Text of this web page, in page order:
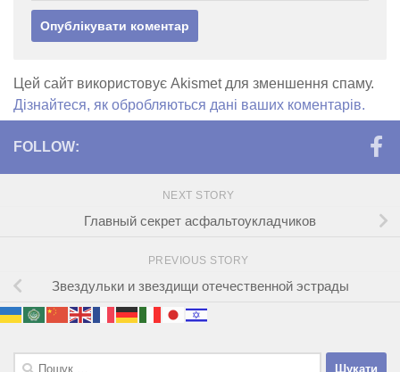
Цей сайт використовує Akismet для зменшення спаму.
Дізнайтеся, як обробляються дані ваших коментарів.
FOLLOW:
NEXT STORY
Главный секрет асфальтоукладчиков
PREVIOUS STORY
Звездульки и звездищи отечественной эстрады
Пошук: